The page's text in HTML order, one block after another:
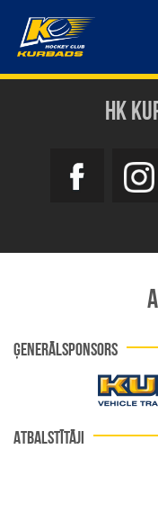
HK
ĢENERĀLSPONSORS
ATBALSTĪTĀJI